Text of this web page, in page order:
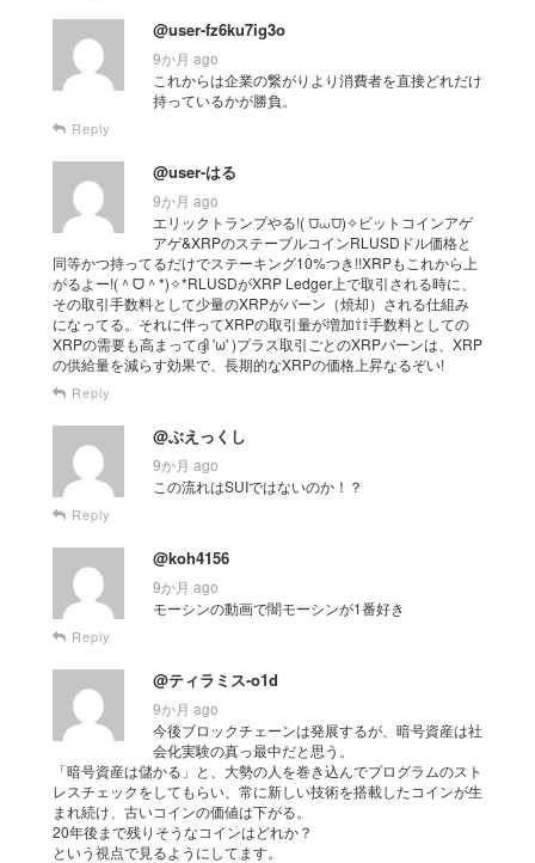
@user-fz6ku7ig3o
9か月 ago
これからは企業の繋がりより消費者を直接どれだけ
持っているかが勝負。
Reply
@user-はる
9か月 ago
エリックトランプやる!( ⩌⩊⩌)✧ビットコインアゲ
アゲ&XRPのステーブルコインRLUSDドル価格と
同等かつ持ってるだけでステーキング10%つき!!XRPもこれから上
がるよー!(＾ᗜ＾*)✧*RLUSDがXRP Ledger上で取引される時に、
その取引手数料として少量のXRPがバーン（焼却）される仕組み
になってる。それに伴ってXRPの取引量が増加⇧⇧手数料としての
XRPの需要も高まってദ്ദി 'ω' )プラス取引ごとのXRPバーンは、XRP
の供給量を減らす効果で、長期的なXRPの価格上昇なるぞい!
Reply
@ぶえっくし
9か月 ago
この流れはSUIではないのか！？
Reply
@koh4156
9か月 ago
モーシンの動画で闇モーシンが1番好き
Reply
@ティラミス-o1d
9か月 ago
今後ブロックチェーンは発展するが、暗号資産は社
会化実験の真っ最中だと思う。
「暗号資産は儲かる」と、大勢の人を巻き込んでプログラムのスト
レスチェックをしてもらい、常に新しい技術を搭載したコインが生
まれ続け、古いコインの価値は下がる。
20年後まで残りそうなコインはどれか？
という視点で見るようにしてます。